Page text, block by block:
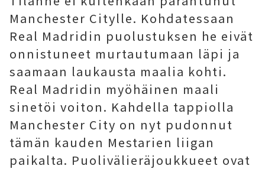
Manchester Citylle. Kohdatessaan
Real Madridin puolustuksen he eivät
onnistuneet murtautumaan läpi ja
saamaan laukausta maalia kohti.
Real Madridin myöhäinen maali
sinetöi voiton. Kahdella tappiolla
Manchester City on nyt pudonnut
tämän kauden Mestarien liigan
paikalta. Puolivälieräjoukkueet ovat